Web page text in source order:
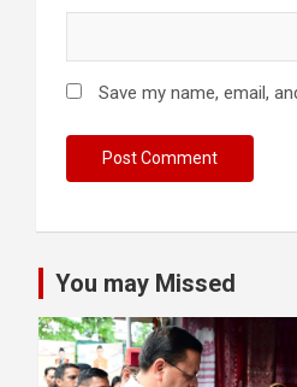
Save my name, email,
You may Missed